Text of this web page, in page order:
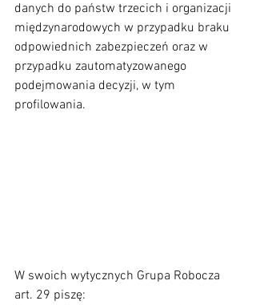
danych do państw trzecich i organizacji
międzynarodowych w przypadku braku
odpowiednich zabezpieczeń oraz w
przypadku zautomatyzowanego
podejmowania decyzji, w tym
profilowania.
W swoich wytycznych Grupa Robocza
art. 29 piszę: